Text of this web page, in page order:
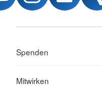
Spenden
Mitwirken